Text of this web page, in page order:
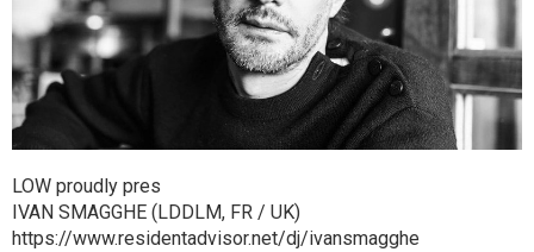
LOW proudly pres
IVAN SMAGGHE (LDDLM, FR / UK)
https://www.residentadvisor.net/dj/ivansmagghe